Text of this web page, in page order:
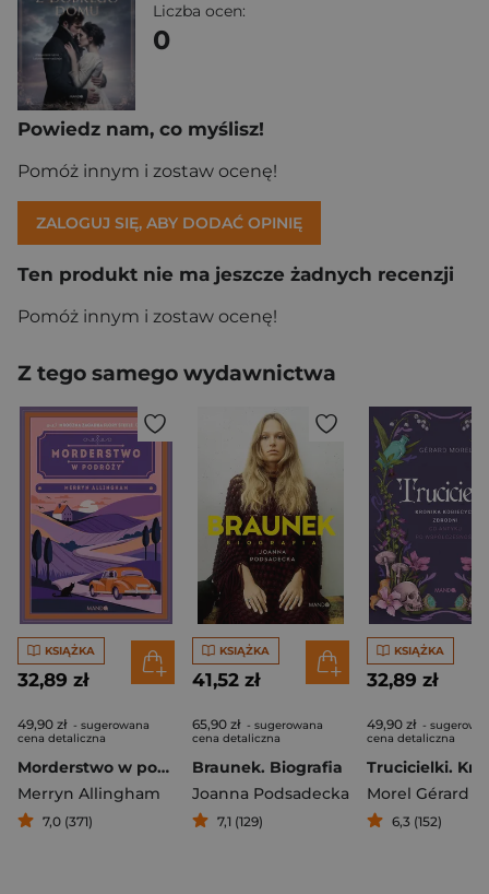
Liczba ocen:
0
Powiedz nam, co myślisz!
Pomóż innym i zostaw ocenę!
ZALOGUJ SIĘ, ABY DODAĆ OPINIĘ
Ten produkt nie ma jeszcze żadnych recenzji
Pomóż innym i zostaw ocenę!
Z tego samego wydawnictwa
KSIĄŻKA
32,89 zł
49,90 zł - sugerowana
cena detaliczna
Morderstwo w podróży
Merryn Allingham
7,0 (371)
KSIĄŻKA
41,52 zł
65,90 zł - sugerowana
cena detaliczna
Braunek. Biografia
Joanna Podsadecka
7,1 (129)
KSIĄŻKA
32,89 zł
49,90 zł -
cena detaliczna
Morel Gérard
6,3 (152)